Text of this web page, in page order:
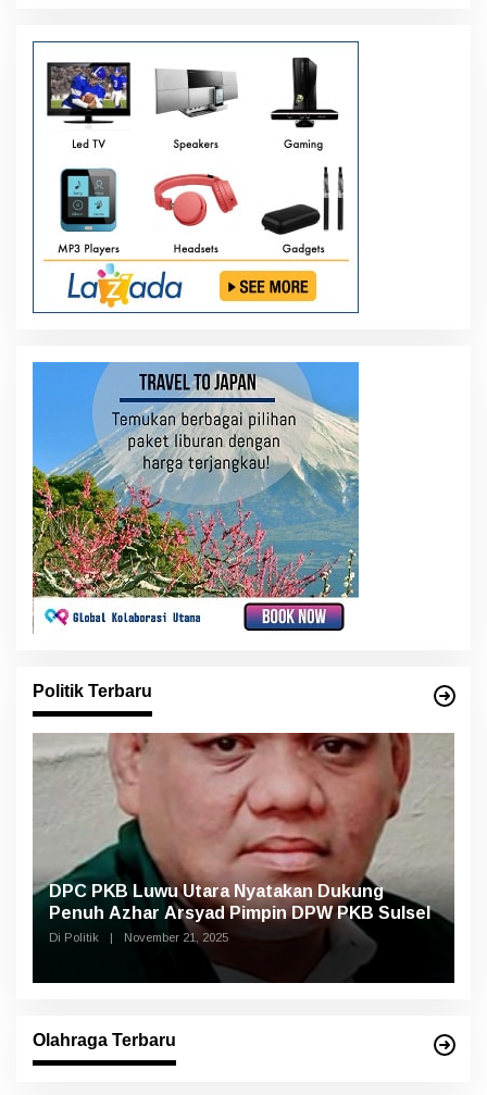
Politik Terbaru
DPC PKB Luwu Utara Nyatakan Dukung
Penuh Azhar Arsyad Pimpin DPW PKB Sulsel
Di Politik | November 21, 2025
Olahraga Terbaru